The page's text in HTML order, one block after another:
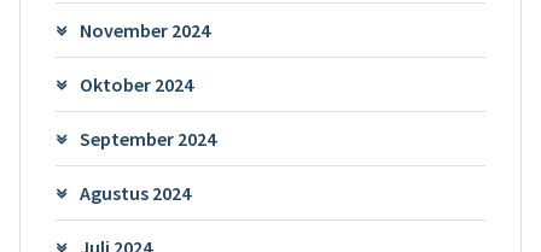
November 2024
Oktober 2024
September 2024
Agustus 2024
Juli 2024